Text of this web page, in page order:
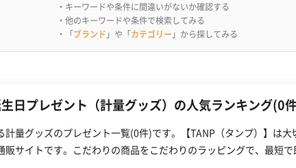
・キーワードや条件に間違いがないか確認する
・他のキーワードや条件で検索してみる
・「ブランド 」や「カテゴリー 」から探してみる
日プレゼント（計量グッズ）の人気ランキング(0
計量グッズのプレゼント一覧(0件)です。【TANP（タンプ）】は
販サイトです。こだわりの商品をこだわりのラッピングで、最短